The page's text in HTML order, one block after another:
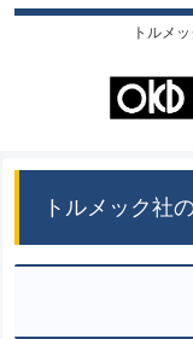
トルメ
トルメック社